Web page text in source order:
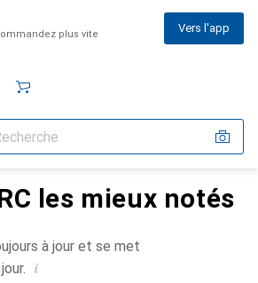
plus vite Vers l'app
les mieux notés
à jour et se met
i